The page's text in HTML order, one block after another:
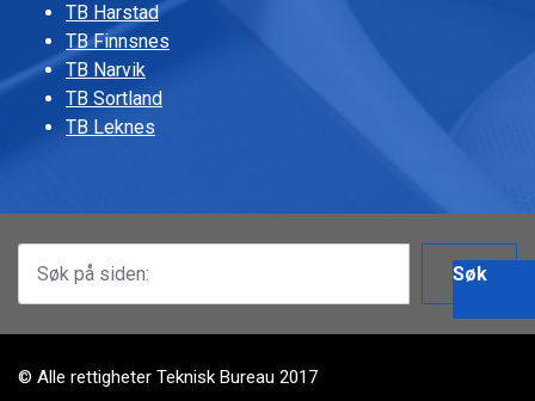
TB Harstad
TB Finnsnes
TB Narvik
TB Sortland
TB Leknes
Søk
© Alle rettigheter Teknisk Bureau 2017